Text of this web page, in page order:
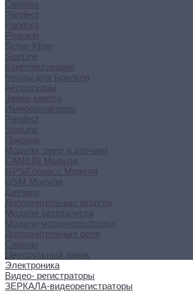
Cenmax
Pandect
Pandora
Pharaon
Scher-Khan
StarLine
Комплектующие
Чехлы для Брелков
Аксессуары
Замки капота
Иммобилайзеры
Pandect
StarLine
Призрак
Модули, реле и датчики
CAN/LIN Модули
GPS/Глонасс Модули
GSM Модули
Датчики
Дополнительные модули
Модули автозапуска
Модули моторного отсека
Дополнительные реле
Сирены
Центральный замок
Электроника
Видео- регистраторы
ЗЕРКАЛА-видеорегистраторы